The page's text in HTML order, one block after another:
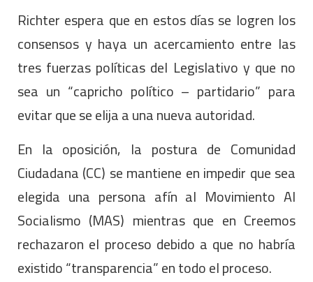
Richter espera que en estos días se logren los
consensos y haya un acercamiento entre las
tres fuerzas políticas del Legislativo y que no
sea un “capricho político – partidario” para
evitar que se elija a una nueva autoridad.
En la oposición, la postura de Comunidad
Ciudadana (CC) se mantiene en impedir que sea
elegida una persona afín al Movimiento Al
Socialismo (MAS) mientras que en Creemos
rechazaron el proceso debido a que no habría
existido “transparencia” en todo el proceso.